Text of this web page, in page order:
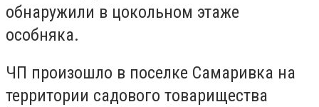
обнаружили в цокольном этаже
особняка.
ЧП произошло в поселке Самаривка на
территории садового товарищества